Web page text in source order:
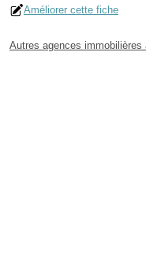
Améliorer cette fiche
Autres agences immobilières